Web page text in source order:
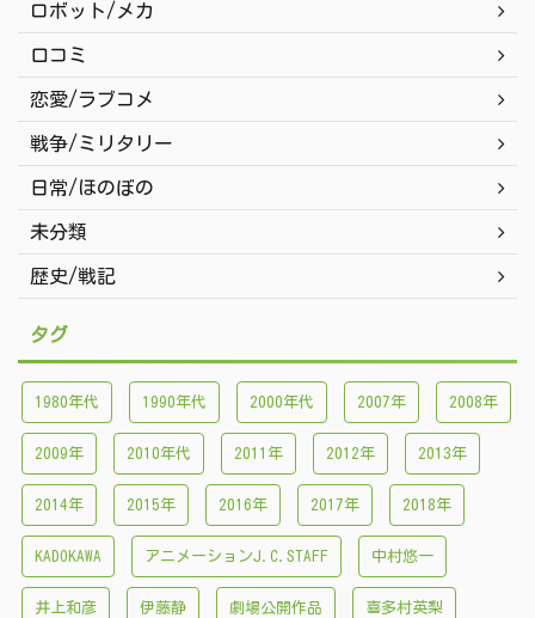
ロボット/メカ
口コミ
恋愛/ラブコメ
戦争/ミリタリー
日常/ほのぼの
未分類
歴史/戦記
タグ
1980年代 1990年代 2000年代 2007年 2008年
2009年 2010年代 2011年 2012年 2013年
2014年 2015年 2016年 2017年 2018年
KADOKAWA アニメーションJ.C.STAFF 中村悠一
井上和彦 伊藤静 劇場公開作品 喜多村英梨